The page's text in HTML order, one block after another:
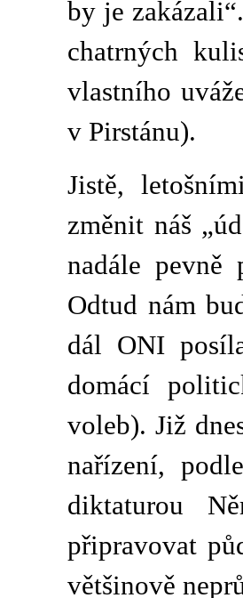
by je
chatrných
vlastního
v Pirstánu).
Jistě,
změnit náš
nadále pevně
Odtud nám
dál ONI
domácí
voleb). Již
nařízení,
diktaturou
připravovat
většinově